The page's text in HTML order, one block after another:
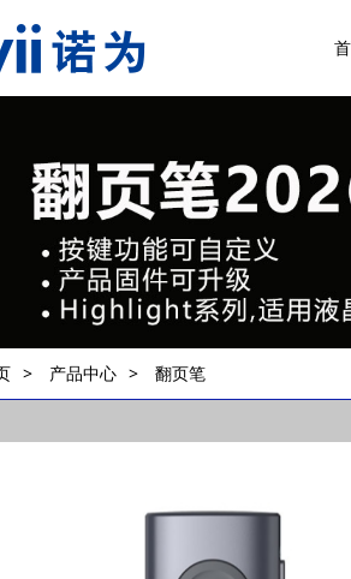
产品中心 翻页笔